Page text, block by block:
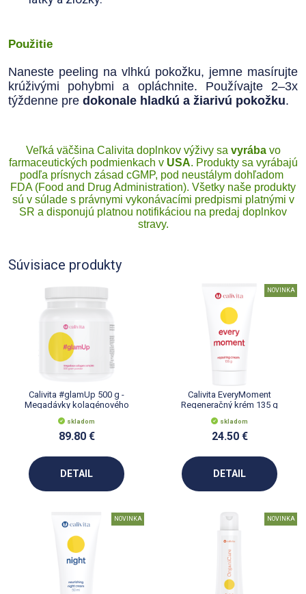
Použitie
Naneste peeling na vlhkú pokožku, jemne masírujte
krúživými pohybmi a opláchnite. Používajte 2–3x
týždenne pre dokonale hladkú a žiarivú pokožku.
Veľká väčšina Calivita doplnkov výživy sa vyrábavo
farmaceutických podmienkach v USA. Produkty sa vyrábajú
podľa prísnych zásad cGMP, pod neustálym dohľadom
FDA (Food and Drug Administration). Všetky naše produkty
sú v súlade s právnymi vykonávacími predpismi platnými v
SR a disponujú platnou notifikáciou na predaj doplnkov
stravy.
Súvisiace produkty
Calivita #glamUp 500 g -
Megadávky kolagénového
nápoja
skladom
89.80 €
DETAIL
NOVINKA
Calivita EveryMoment
Regeneračný krém 135 g
skladom
24.50 €
DETAIL
NOVINKA NOVINKA